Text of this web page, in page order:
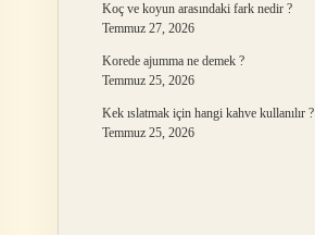
Koç ve koyun arasındaki fark nedir ?
Temmuz 27, 2026
Korede ajumma ne demek ?
Temmuz 25, 2026
Kek ıslatmak için hangi kahve kullanılır ?
Temmuz 25, 2026